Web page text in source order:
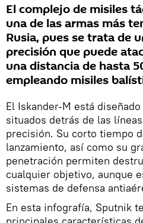
El complejo de misiles
una de las armas más
Rusia, pues se trata de
precisión que puede
una distancia de hasta
empleando misiles
El Iskander-M está
situados detrás de las
precisión. Su corto tiempo
lanzamiento, así como su
penetración permiten
cualquier objetivo, aunque
sistemas de defensa
En esta infografía, Sputnik